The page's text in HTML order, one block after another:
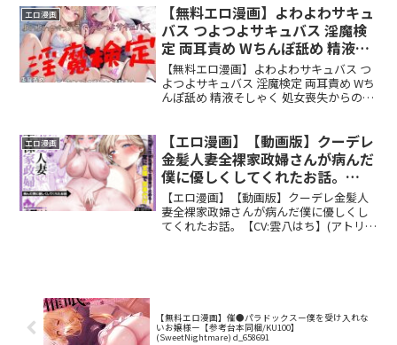
エロ漫画
【無料エロ漫画】よわよわサキュ
バス つよつよサキュバス 淫魔検
定 両耳責め Wちんぽ舐め 精液そ
しゃく 処女喪失からの覚醒オホ
声騎乗位 連続強●射精(三毛猫
BOX) d_703847
【無料エロ漫画】よわよわサキュバス つ
よつよサキュバス 淫魔検定 両耳責め Wち
んぽ舐め 精液そしゃく 処女喪失からの覚
リューム: 3本 (約2...
エロ漫画
【エロ漫画】【動画版】クーデレ
金髪人妻全裸家政婦さんが病んだ
僕に優しくしてくれたお話。
【CV:雲八はち】(アトリエ
TODO) d_657569
【エロ漫画】【動画版】クーデレ金髪人
妻全裸家政婦さんが病んだ僕に優しくし
てくれたお話。【CV:雲八はち】(アトリエ
【無料エロ漫画】催●パラドックスー僕を受け入れな
いお嬢様ー【参考台本同梱/KU100】
(SweetNightmare) d_658691